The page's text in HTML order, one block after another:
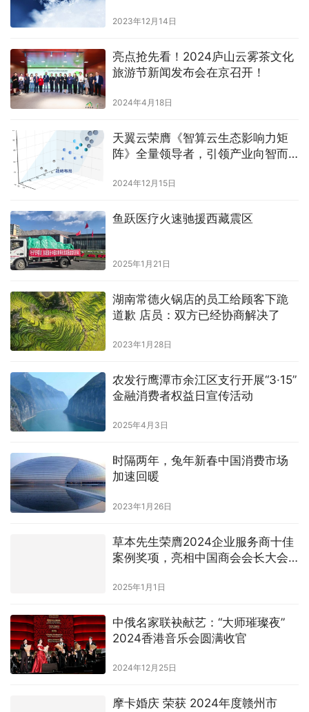
2023年12月14日
亮点抢先看！2024庐山云雾茶文化
旅游节新闻发布会在京召开！
2024年4月18日
天翼云荣膺《智算云生态影响力矩
阵》全量领导者，引领产业向智而
2024年12月15日
鱼跃医疗火速驰援西藏震区
2025年1月21日
湖南常德火锅店的员工给顾客下跪
道歉 店员：双方已经协商解决了
2023年1月28日
农发行鹰潭市余江区支行开展“3·15”
金融消费者权益日宣传活动
2025年4月3日
时隔两年，兔年新春中国消费市场
加速回暖
2023年1月26日
草本先生荣膺2024企业服务商十佳
案例奖项，亮相中国商会会长大会
2025年1月1日
中俄名家联袂献艺：“大师璀璨夜”
2024香港音乐会圆满收官
2024年12月25日
摩卡婚庆 荣获 2024年度赣州市